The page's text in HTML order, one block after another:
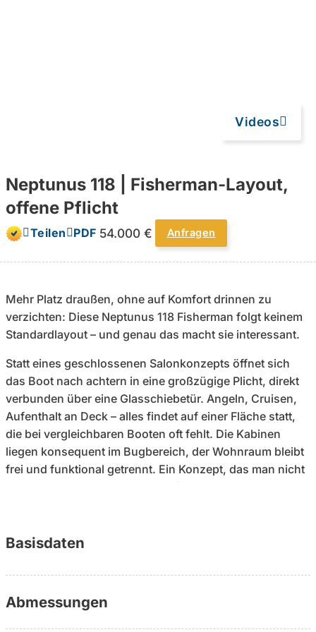
Videos
Neptunus 118 | Fisherman-Layout,
offene Pflicht
Teilen PDF 54.000 € Anfragen
Mehr Platz draußen, ohne auf Komfort drinnen zu
verzichten: Diese Neptunus 118 Fisherman folgt keinem
Standardlayout – und genau das macht sie interessant.
Statt eines geschlossenen Salonkonzepts öffnet sich
das Boot nach achtern in eine großzügige Plicht, direkt
verbunden über eine Glasschiebetür. Angeln, Cruisen,
Aufenthalt an Deck – alles findet auf einer Fläche statt,
die bei vergleichbaren Booten oft fehlt. Die Kabinen
liegen konsequent im Bugbereich, der Wohnraum bleibt
frei und funktional getrennt. Ein Konzept, das man nicht
nachrüstet, sondern nur so kaufen kann.
Dauerbetrieb. Zwei Volvo Penta TAMD60 mit je 230 PS,
gewartet 2025, dazu eine wassergeschmierte
Entscheidend sind die aktuellen Investitionen:
Basisdaten
Abmessungen